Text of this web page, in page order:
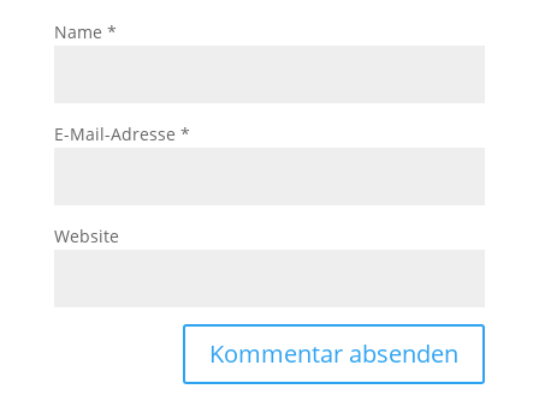
Name *
E-Mail-Adresse *
Website